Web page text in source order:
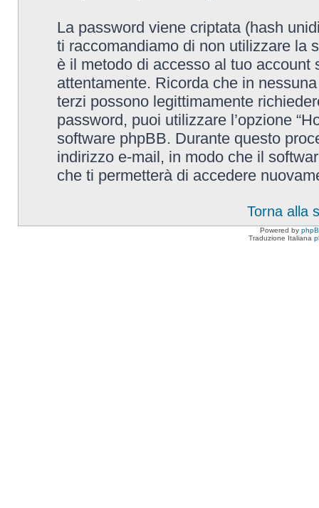
La password viene criptata (hash
ti raccomandiamo di non utilizzare la
è il metodo di accesso al tuo account
attentamente. Ricorda che in
terzi possono legittimamente
password, puoi utilizzare l’opzione
software phpBB. Durante questo
indirizzo e-mail, in modo che il
che ti permetterà di accedere
Torna alla
Powered by
Traduzione Italiana